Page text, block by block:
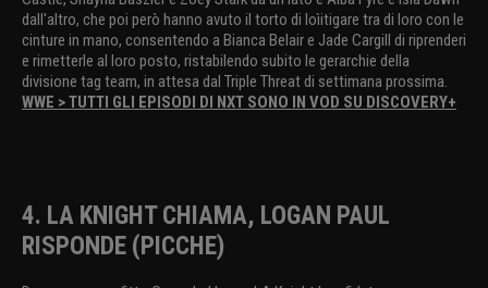
dall'altro, che poi però hanno avuto il torto di loìitigare tra di loro con le
cinture in mano, consentendo a Bianca Belair e Jade Cargill di riprenderi
e rimetterle al loro posto, ristabilendo subito le gerarchie della
divisione tag team, in attesa dal Triple Threat di settimana prossima.
WWE > TUTTI GLI EPISODI DI NXT SONO IN VOD SU DISCOVERY+
4. LA KNIGHT CHIAMA, LOGAN PAUL
RISPONDE (PICCHE)